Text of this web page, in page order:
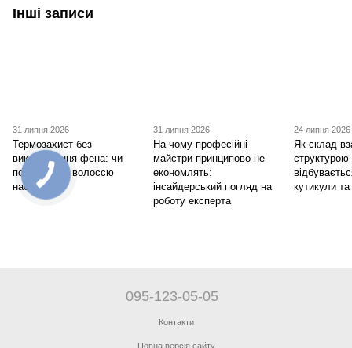
Інші записи
31 липня 2026
Термозахист без
використання фена: чи
потрібен він волоссю
насправді
31 липня 2026
На чому професійні
майстри принципово не
економлять:
інсайдерський погляд на
роботу експерта
24 липня 2026
Як склад
кутикули
095-123-05-05
Контакти
Повна версія сайту